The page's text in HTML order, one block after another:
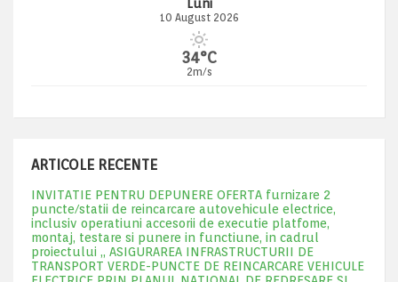
Luni
10 August 2026
34°C
2m/s
ARTICOLE RECENTE
INVITATIE PENTRU DEPUNERE OFERTA furnizare 2
puncte/statii de reincarcare autovehicule electrice,
inclusiv operatiuni accesorii de executie platfome,
montaj, testare si punere in functiune, in cadrul
proiectului „ ASIGURAREA INFRASTRUCTURII DE
TRANSPORT VERDE-PUNCTE DE REINCARCARE VEHICULE